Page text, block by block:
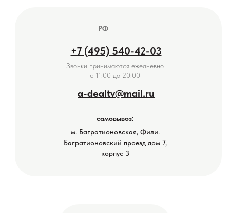
м. Багратионовская, Фили.
Багратионовский проезд дом 7,
корпус 3
+7 (495) 540-42-03
a-dealtv@mail.ru
Звонки принимаются ежедневно
с 11:00 до 20:00
самовывоз:
РФ